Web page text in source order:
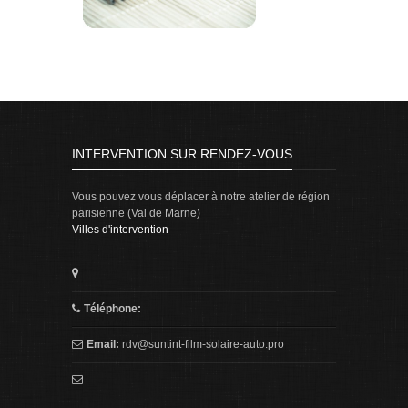
INTERVENTION SUR RENDEZ-VOUS
Vous pouvez vous déplacer à notre atelier de région
parisienne (Val de Marne)
Villes d'intervention
Téléphone:
Email: rdv@suntint-film-solaire-auto.pro